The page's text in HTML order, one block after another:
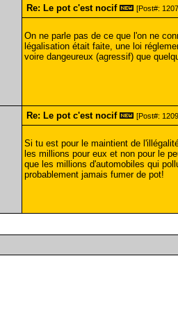
Re: Le pot c'est nocif [Post#:
On ne parle pas de ce que l'on ne
légalisation était faite, une loi
voire dangeureux (agressif) que
Re: Le pot c'est nocif [Post#:
Si tu est pour le maintient de
les millions pour eux et non pour le
que les millions d'automobiles qui
probablement jamais fumer de pot!